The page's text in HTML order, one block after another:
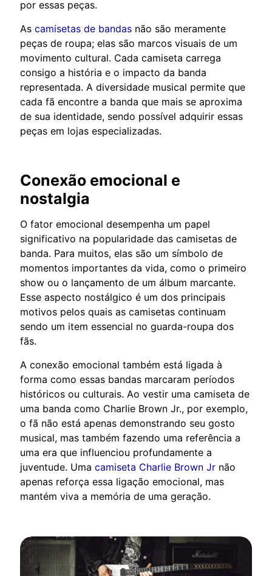
por essas peças.
As camisetas de bandas não são meramente
peças de roupa; elas são marcos visuais de um
movimento cultural. Cada camiseta carrega
consigo a história e o impacto da banda
representada. A diversidade musical permite que
cada fã encontre a banda que mais se aproxima
de sua identidade, sendo possível adquirir essas
peças em lojas especializadas.
Conexão emocional e
nostalgia
O fator emocional desempenha um papel
significativo na popularidade das camisetas de
banda. Para muitos, elas são um símbolo de
momentos importantes da vida, como o primeiro
show ou o lançamento de um álbum marcante.
Esse aspecto nostálgico é um dos principais
motivos pelos quais as camisetas continuam
sendo um item essencial no guarda-roupa dos
fãs.
A conexão emocional também está ligada à
forma como essas bandas marcaram períodos
históricos ou culturais. Ao vestir uma camiseta de
uma banda como Charlie Brown Jr., por exemplo,
o fã não está apenas demonstrando seu gosto
musical, mas também fazendo uma referência a
uma era que influenciou profundamente a
juventude. Uma camiseta Charlie Brown Jr não
apenas reforça essa ligação emocional, mas
mantém viva a memória de uma geração.